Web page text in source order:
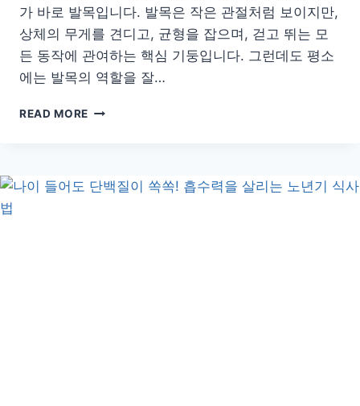
가 바로 발목입니다. 발목은 작은 관절처럼 보이지만,
상체의 무게를 견디고, 균형을 잡으며, 걷고 뛰는 모
든 동작에 관여하는 핵심 기둥입니다. 그런데도 평소
에는 발목의 역할을 잘…
READ MORE
목